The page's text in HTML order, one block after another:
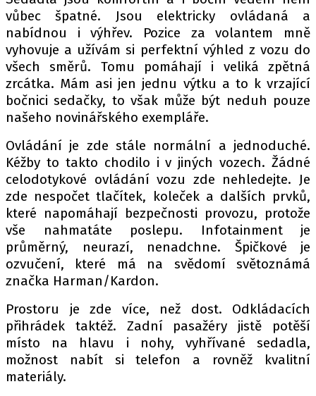
vůbec špatné. Jsou elektricky ovládaná a
nabídnou i výhřev. Pozice za volantem mně
vyhovuje a užívám si perfektní výhled z vozu do
všech směrů. Tomu pomáhají i veliká zpětná
zrcátka. Mám asi jen jednu výtku a to k vrzající
bočnici sedačky, to však může být neduh pouze
našeho novinářského exempláře.
Ovládání je zde stále normální a jednoduché.
Kéžby to takto chodilo i v jiných vozech. Žádné
celodotykové ovládání vozu zde nehledejte. Je
zde nespočet tlačítek, koleček a dalších prvků,
které napomáhají bezpečnosti provozu, protože
vše nahmatáte poslepu. Infotainment je
průměrný, neurazí, nenadchne. Špičkové je
ozvučení, které má na svědomí světoznámá
značka Harman/Kardon.
Prostoru je zde více, než dost. Odkládacích
přihrádek taktéž. Zadní pasažéry jistě potěší
místo na hlavu i nohy, vyhřívané sedadla,
možnost nabít si telefon a rovněž kvalitní
materiály.